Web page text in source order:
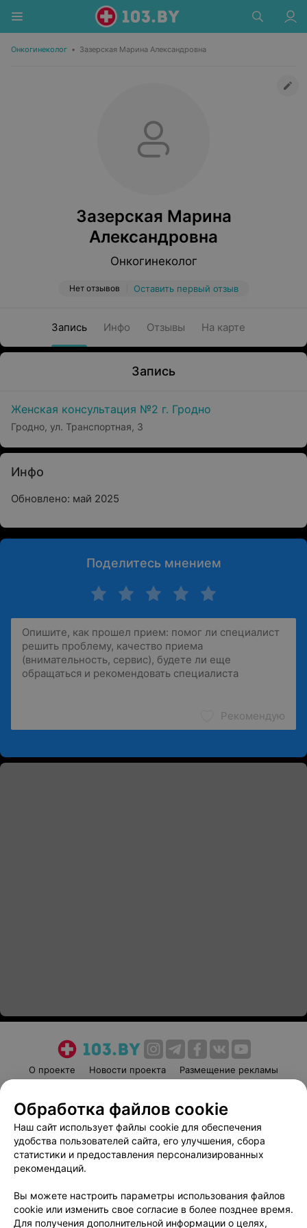
Онкогинеколог • Зазерская Марина Александровна
Зазерская Марина
Александровна
Онкогинеколог
Нет отзывов Оставить первый отзыв
Запись Инфо Отзывы На карте
Запись
Женская консультация №2 г. Гродно
Гродно, ул. Транспортная, 3
Инфо
Обновлено: май 2025
Поделитесь мнением
Рекомендую
О проекте Новости проекта
Размещение рекламы
Пользовательское соглашение
Способы оплаты
Вакансии
Партнеры
Написать руководителю 103.by
Обработка персональных данных
Обработка файлов cookie
Наш сайт использует файлы cookie для обеспечения
удобства пользователей сайта, его улучшения, сбора
статистики и предоставления персонализированных
рекомендаций.
Вы можете настроить параметры использования файлов
cookie или изменить свое согласие в более позднее время.
Для получения дополнительной информации о целях,